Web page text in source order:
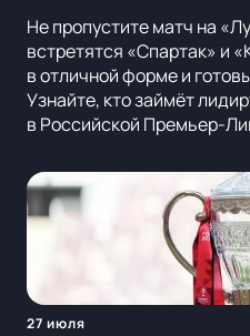
Не пропустите матч на
встретятся «Спартак» и
в отличной форме и
Узнайте, кто займёт
в Российской Премьер-
27 июля